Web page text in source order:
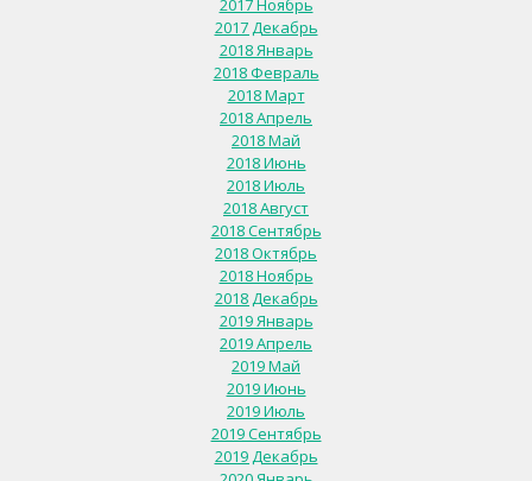
2017 Ноябрь
2017 Декабрь
2018 Январь
2018 Февраль
2018 Март
2018 Апрель
2018 Май
2018 Июнь
2018 Июль
2018 Август
2018 Сентябрь
2018 Октябрь
2018 Ноябрь
2018 Декабрь
2019 Январь
2019 Апрель
2019 Май
2019 Июнь
2019 Июль
2019 Сентябрь
2019 Декабрь